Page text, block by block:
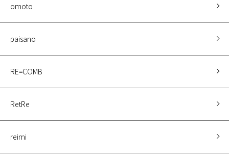
omoto
paisano
RE=COMB
RetRe
reimi